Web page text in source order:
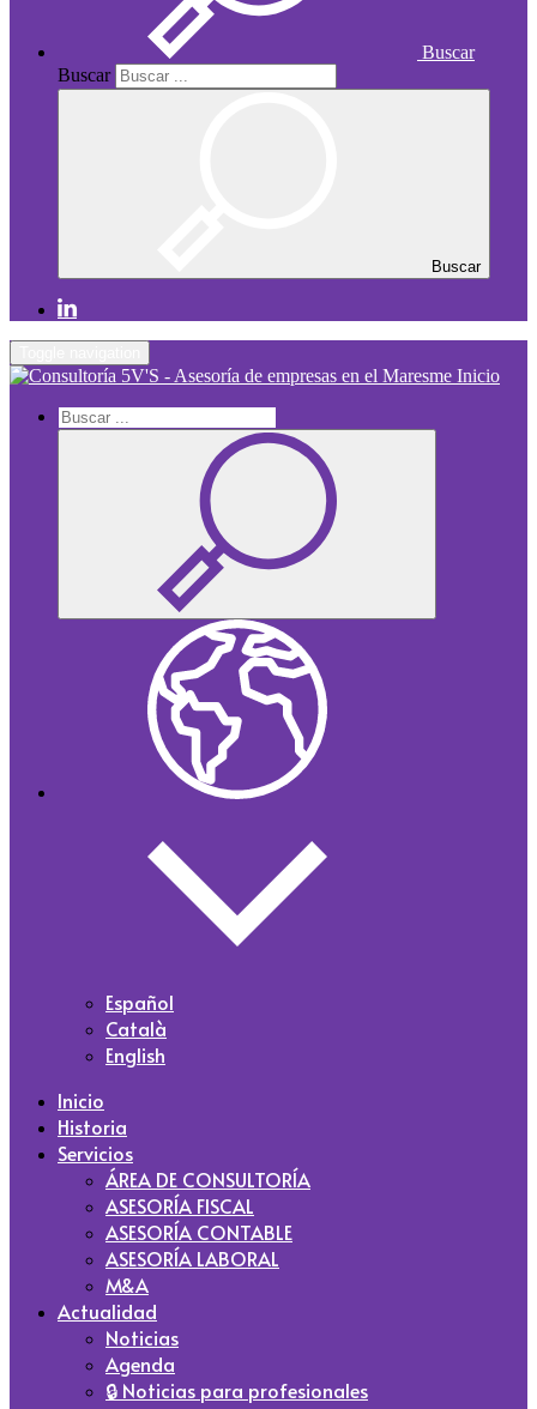
Buscar
Buscar
Buscar
Inicio
Español
Català
English
Inicio
Historia
Servicios
ÁREA DE CONSULTORÍA
ASESORÍA FISCAL
ASESORÍA CONTABLE
ASESORÍA LABORAL
M&A
Actualidad
Noticias
Agenda
🔒 Noticias para profesionales